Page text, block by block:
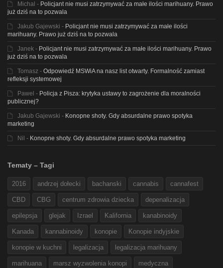
Michal - Policjant nie musi zatrzymywać za małe ilości marihuany. Prawo
już dziś na to pozwala
Jakub Gajewski - Policjant nie musi zatrzymywać za małe ilości
marihuany. Prawo już dziś na to pozwala
Janek - Policjant nie musi zatrzymywać za małe ilości marihuany. Prawo
już dziś na to pozwala
Tomasz - Odpowiedź MSWiA na nasz list otwarty. Formalność zamiast
refleksji systemowej
Pawel - Policja z Pisza: krytyka ustawy to zagrożenie dla moralności
publicznej?
Jakub Gajewski - Konopne shoty. Gdy absurdalne prawo spotyka
marketing
Nil - Konopne shoty. Gdy absurdalne prawo spotyka marketing
Tematy – Tagi
2016 andrzej dołecki bachanski cannabis cannafest
CBD CBG centrum zdrowia dziecka depenalizacja
epilepsja glejak Izrael Kalifornia kanabinoidy
Kanada kannabinoidy konopie Konopie indyjskie
konopie w kuchni legalizacja legalizacja marihuany
marihuana marsz wyzwolenia konopi medyczna